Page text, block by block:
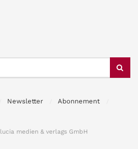
Newsletter
Abonnement
medien & verlags GmbH